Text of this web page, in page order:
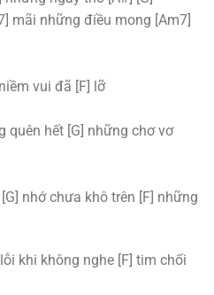
mãi những điều mong [Am7]
vui đã [F] lỡ
quên hết [G] những chơ vơ
nhớ chưa khô trên [F] những
khi không nghe [F] tim chối